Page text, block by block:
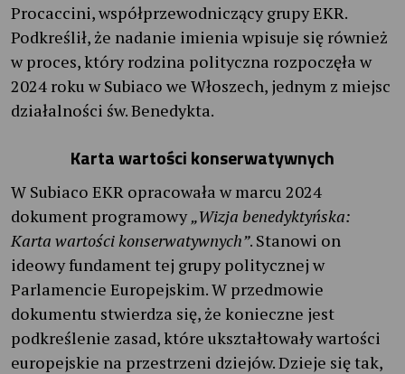
Procaccini, współprzewodniczący grupy EKR.
Podkreślił, że nadanie imienia wpisuje się również
w proces, który rodzina polityczna rozpoczęła w
2024 roku w Subiaco we Włoszech, jednym z miejsc
działalności św. Benedykta.
Karta wartości konserwatywnych
W Subiaco EKR opracowała w marcu 2024
dokument programowy„Wizja benedyktyńska:
Karta wartości konserwatywnych”. Stanowi on
ideowy fundament tej grupy politycznej w
Parlamencie Europejskim. W przedmowie
dokumentu stwierdza się, że konieczne jest
podkreślenie zasad, które ukształtowały wartości
europejskie na przestrzeni dziejów. Dzieje się tak,